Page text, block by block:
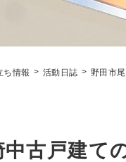
ち情報 活動日誌 野田市
古戸建て